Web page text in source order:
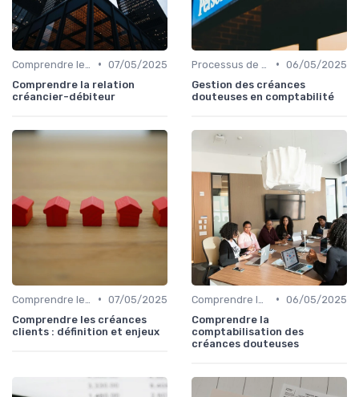
• 07/05/2025
Comprendre la relation
créancier-débiteur
• 06/05/2025
Gestion des créances
douteuses en comptabilité
• 07/05/2025
Comprendre les créances
clients : définition et enjeux
• 06/05/2025
Comprendre la
comptabilisation des
créances douteuses